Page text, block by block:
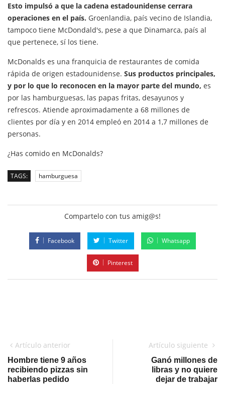
Esto impulsó a que la cadena estadounidense cerrara
operaciones en el país. Groenlandia, país vecino de Islandia,
tampoco tiene McDondald's, pese a que Dinamarca, país al
que pertenece, sí los tiene.
McDonalds es una franquicia de restaurantes de comida
rápida de origen estadounidense. Sus productos principales,
y por lo que lo reconocen en la mayor parte del mundo, es
por las hamburguesas, las papas fritas, desayunos y
refrescos. Atiende aproximadamente a 68 millones de
clientes por día y en 2014 empleó en 2014 a 1,7 millones de
personas.
¿Has comido en McDonalds?
TAGS: hamburguesa
Compartelo con tus amig@s!
Facebook Twitter Whatsapp
Pinterest
Artículo anterior
Hombre tiene 9 años
recibiendo pizzas sin
haberlas pedido
Artículo siguiente
Ganó millones de
libras y no quiere
dejar de trabajar